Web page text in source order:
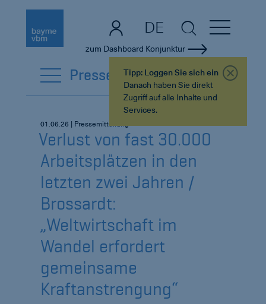
zum Dashboard Konjunktur
Tipp: Loggen Sie sich ein
Danach haben Sie direkt
Zugriff auf alle Inhalte und
Services.
DE
EN
PresseCenter
01.06.26 | Pressemitteilung
Verlust von fast 30.000
Arbeitsplätzen in den
letzten zwei Jahren /
Brossardt:
„Weltwirtschaft im
Wandel erfordert
gemeinsame
Kraftanstrengung“